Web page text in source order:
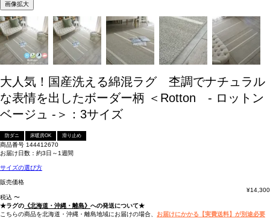
画像拡大
大人気！国産洗える綿混ラグ 杢調でナチュラル
な表情を出したボーダー柄 ＜Rotton - ロットン
ベージュ -＞：3サイズ
防ダニ 床暖房OK 滑り止め
商品番号 144412670
お届け日数：約3日～1週間
サイズの選び方
販売価格
¥14,300
税込 〜
★ラグの 《北海道・沖縄・離島》 への発送について★
こちらの商品を北海道・沖縄・離島地域にお届けの場合、 お届けにかかる【実費送料】が別途必要